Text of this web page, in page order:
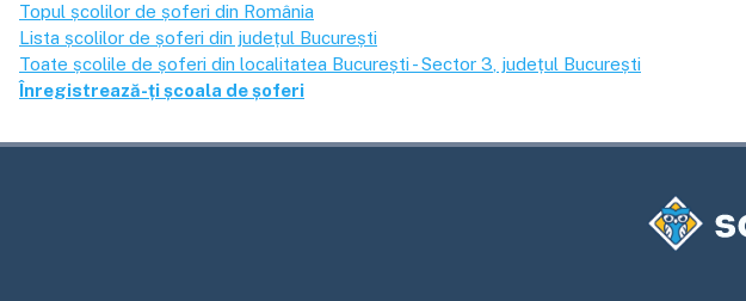
Topul școlilor de șoferi din România
Lista școlilor de șoferi din județul București
Toate școlile de șoferi din localitatea București - Sector 3 , județul București
Înregistrează-ți școala de șoferi